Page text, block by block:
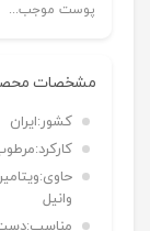
پوست موجب...
مشخصات
کشور:ایران
کارکرد:
حاوی:
وانیل
مناسب: